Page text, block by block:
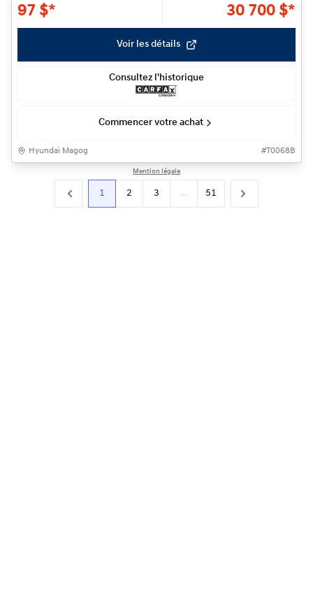
97 $* 30 700 $*
Voir les détails
Consultez l'historique
Commencer votre achat
Hyundai Magog #T0068B
Mention légale
1 2 3 ... 51